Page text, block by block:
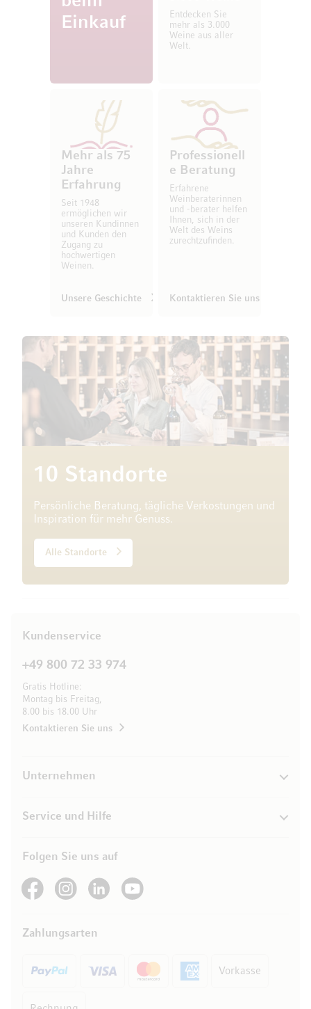
Einkauf
Entdecken Sie
mehr als 3.000
Weine aus aller
Welt.
Mehr als 75
Jahre
Erfahrung
Seit 1948
ermöglichen wir
unseren Kundinnen
und Kunden den
Zugang zu
hochwertigen
Weinen.
Unsere Geschichte
Professionell
e Beratung
Erfahrene
Weinberaterinnen
und -berater helfen
Ihnen, sich in der
Welt des Weins
zurechtzufinden.
Kontaktieren Sie uns
10 Standorte
Persönliche Beratung, tägliche Verkostungen und
Inspiration für mehr Genuss.
Alle Standorte
Kundenservice
+49 800 72 33 974
Gratis Hotline:
Montag bis Freitag,
8.00 bis 18.00 Uhr
Kontaktieren Sie uns
Unternehmen
Service und Hilfe
Folgen Sie uns auf
See our FacebookSee our Instagram account
See our LinkedInSee our YouTube channel
Zahlungsarten
Vorkasse